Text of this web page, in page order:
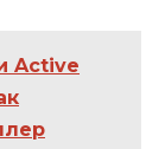
Active